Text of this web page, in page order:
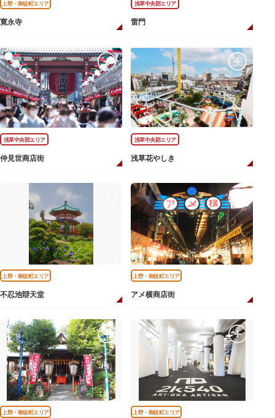
上野・御徒町エリア
寛永寺
浅草中央部エリア
雷門
浅草中央部エリア
仲見世商店街
浅草中央部エリア
浅草花やしき
上野・御徒町エリア
不忍池辯天堂
上野・御徒町エリア
アメ横商店街
上野・御徒町エリア 上野・御徒町エリア